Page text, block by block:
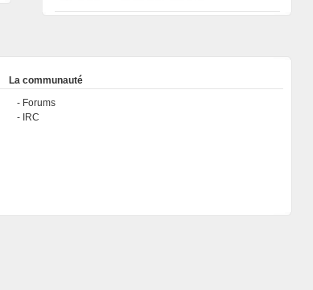
La communauté
Forums
IRC